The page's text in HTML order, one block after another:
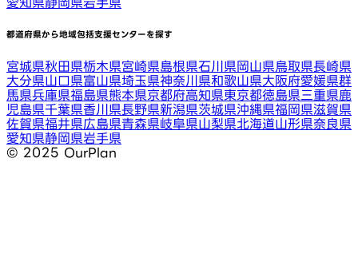
都道府県から地域包括支援センターを探す
宮城県秋田県栃木県宮崎県島根県石川県岡山県鳥取県長崎県
大分県山口県富山県埼玉県神奈川県和歌山県大阪府愛媛県群
馬県兵庫県福島県熊本県京都府高知県東京都徳島県三重県鹿
児島県千葉県香川県長野県新潟県茨城県沖縄県福岡県滋賀県
佐賀県福井県広島県青森県岐阜県山梨県北海道山形県奈良県
愛知県静岡県岩手県
©︎ 2025 OurPlan